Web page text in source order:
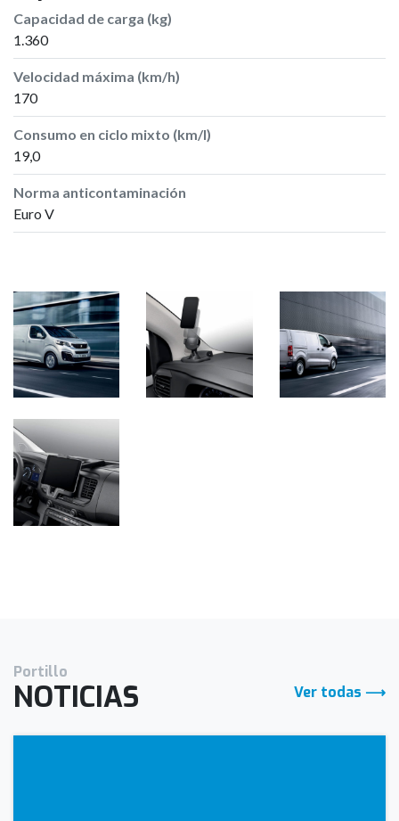
Capacidad de carga (kg)
1.360
Velocidad máxima (km/h)
170
Consumo en ciclo mixto (km/l)
19,0
Norma anticontaminación
Euro V
Portillo
NOTICIAS Ver todas ⟶